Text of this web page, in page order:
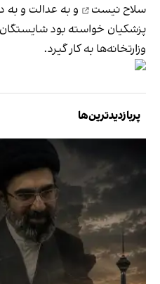
سلاح نیست
و به عدالت و
پزشکیان خواسته بود شایستگان
وزارتخانه‌ها به کار گیرد.
پربازدیدترین‌ها